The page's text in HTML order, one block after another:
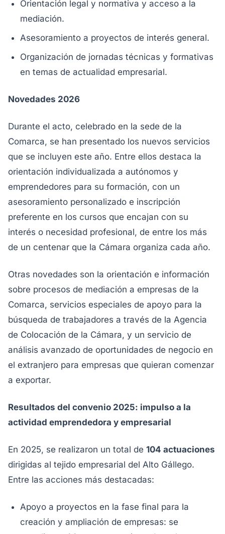
Orientación legal y normativa y acceso a la
mediación.
Asesoramiento a proyectos de interés general.
Organización de jornadas técnicas y formativas
en temas de actualidad empresarial.
Novedades 2026
Durante el acto, celebrado en la sede de la
Comarca, se han presentado los nuevos servicios
que se incluyen este año. Entre ellos destaca la
orientación individualizada a autónomos y
emprendedores para su formación, con un
asesoramiento personalizado e inscripción
preferente en los cursos que encajan con su
interés o necesidad profesional, de entre los más
de un centenar que la Cámara organiza cada año.
Otras novedades son la orientación e información
sobre procesos de mediación a empresas de la
Comarca, servicios especiales de apoyo para la
búsqueda de trabajadores a través de la Agencia
de Colocación de la Cámara, y un servicio de
análisis avanzado de oportunidades de negocio en
el extranjero para empresas que quieran comenzar
a exportar.
Resultados del convenio 2025: impulso a la
actividad emprendedora y empresarial
En 2025, se realizaron un total de 104 actuaciones
dirigidas al tejido empresarial del Alto Gállego.
Entre las acciones más destacadas:
Apoyo a proyectos en la fase final para la
creación y ampliación de empresas: se